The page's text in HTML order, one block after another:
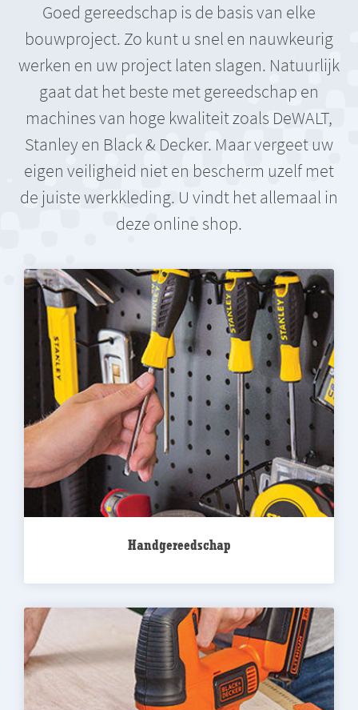
Goed gereedschap is de basis van elke
bouwproject. Zo kunt u snel en nauwkeurig
werken en uw project laten slagen. Natuurlijk
gaat dat het beste met gereedschap en
machines van hoge kwaliteit zoals DeWALT,
Stanley en Black & Decker. Maar vergeet uw
eigen veiligheid niet en bescherm uzelf met
de juiste werkkleding. U vindt het allemaal in
deze online shop.
Handgereedschap